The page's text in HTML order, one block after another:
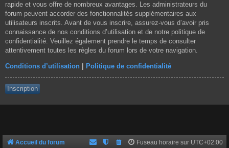
rapide et vous offre de nombreux avantages. Les administrateurs du
forum peuvent accorder des fonctionnalités supplémentaires aux
utilisateurs inscrits. Avant de vous inscrire, assurez-vous d’avoir pris
connaissance de nos conditions d’utilisation et de notre politique de
confidentialité. Veuillez également prendre le temps de consulter
attentivement toutes les règles du forum lors de votre navigation.
Conditions d’utilisation Politique de confidentialité
Inscription
Accueil du forum Fuseau horaire sur UTC+02:00